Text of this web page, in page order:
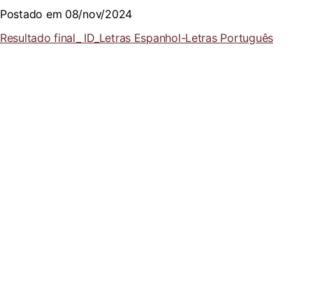
Postado em 08/nov/2024
Resultado final_ ID_Letras Espanhol-Letras Português